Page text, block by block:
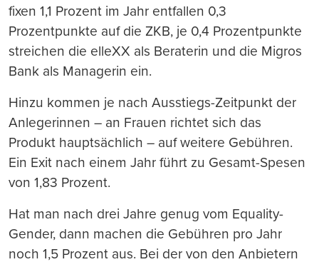
fixen 1,1 Prozent im Jahr entfallen 0,3
Prozentpunkte auf die ZKB, je 0,4 Prozentpunkte
streichen die elleXX als Beraterin und die Migros
Bank als Managerin ein.
Hinzu kommen je nach Ausstiegs-Zeitpunkt der
Anlegerinnen – an Frauen richtet sich das
Produkt hauptsächlich – auf weitere Gebühren.
Ein Exit nach einem Jahr führt zu Gesamt-Spesen
von 1,83 Prozent.
Hat man nach drei Jahre genug vom Equality-
Gender, dann machen die Gebühren pro Jahr
noch 1,5 Prozent aus. Bei der von den Anbietern